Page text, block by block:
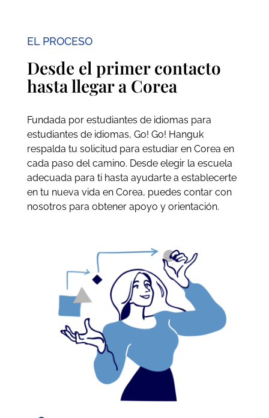
EL PROCESO
Desde el primer contacto
hasta llegar a Corea
Fundada por estudiantes de idiomas para
estudiantes de idiomas, Go! Go! Hanguk
respalda tu solicitud para estudiar en Corea en
cada paso del camino. Desde elegir la escuela
adecuada para ti hasta ayudarte a establecerte
en tu nueva vida en Corea, puedes contar con
nosotros para obtener apoyo y orientación.